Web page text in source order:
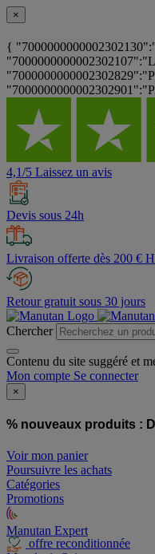
×
{
4,1/5 Laissez un avis
Devis sous 24h
Livraison offerte dès 200 €
Retour gratuit sous 30 jours
Chercher
Contenu du site suggéré et
Mon compte Se connecter
×
% nouveaux produits :
Voir mon panier
Poursuivre les achats
Catégories
Promotions
Manutan Expert
offre reconditionnée